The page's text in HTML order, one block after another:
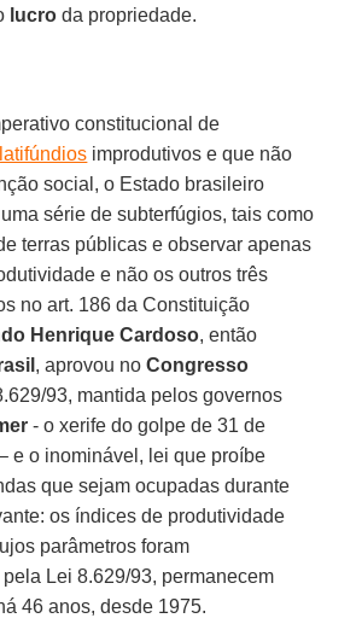
lucro da propriedade.
constitucional de
latifúndios improdutivos e que não
social, o Estado brasileiro
série de subterfúgios, tais como
terras públicas e observar apenas
e não os outros três
no art. 186 da Constituição
Henrique Cardoso, então
, aprovou noCongresso
93, mantida pelos governos
- o xerife do golpe de 31 de
e o inominável, lei que proíbe
que sejam ocupadas durante
os índices de produtividade
parâmetros foram
Lei 8.629/93, permanecem
46 anos, desde 1975.